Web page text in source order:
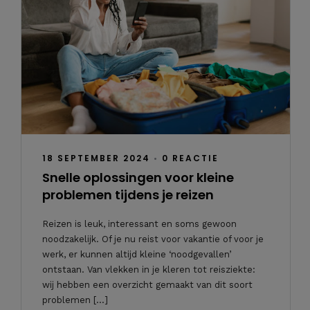
18 SEPTEMBER 2024 • 0 REACTIE
Snelle oplossingen voor kleine
problemen tijdens je reizen
Reizen is leuk, interessant en soms gewoon
noodzakelijk. Of je nu reist voor vakantie of voor je
werk, er kunnen altijd kleine ‘noodgevallen’
ontstaan. Van vlekken in je kleren tot reisziekte:
wij hebben een overzicht gemaakt van dit soort
problemen […]